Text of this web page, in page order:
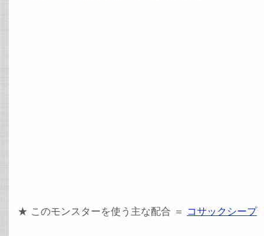
★ このモンスターを使う主な配合 ＝ コサックシープ